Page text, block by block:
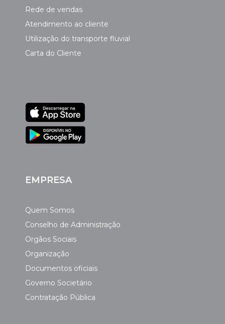
Rede de vendas
Atendimento ao cliente
Utilização do transporte fluvial
Carta do Cliente
EMPRESA
Quem Somos
Conselho de Administração
Orgãos Sociais
Organização
Documentos oficiais
Governo Societário
Contratação Pública